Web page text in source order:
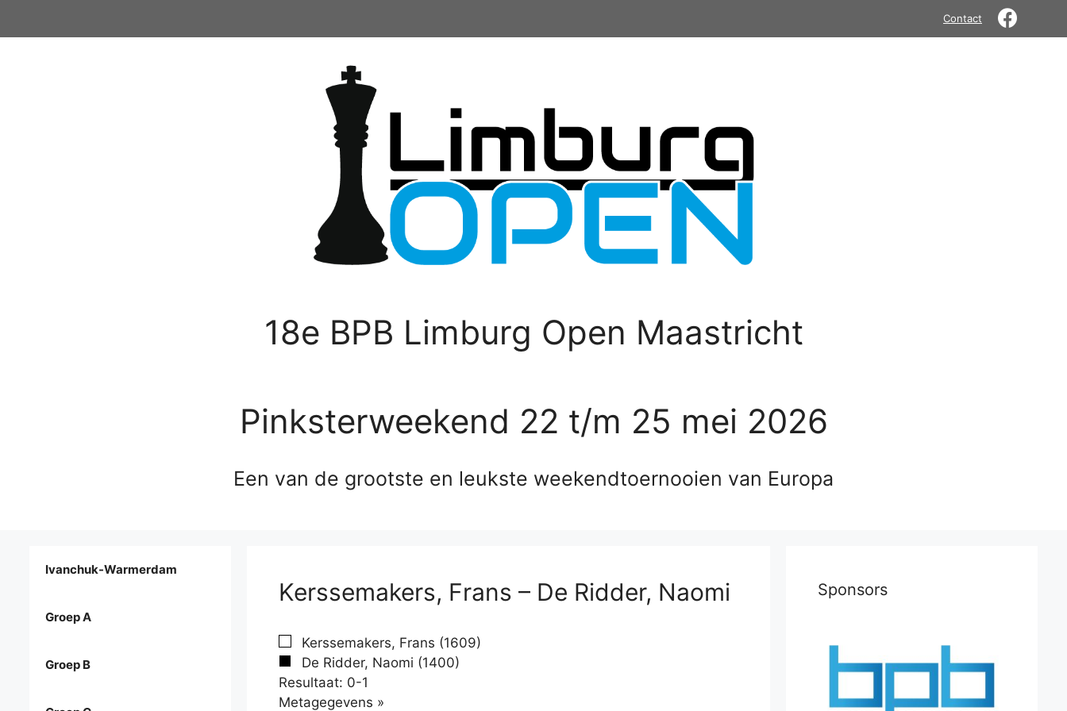
Contact
18e BPB Limburg Open Maastricht
Pinksterweekend 22 t/m 25 mei 2026
Een van de grootste en leukste weekendtoernooien van Europa
Kerssemakers, Frans – De Ridder, Naomi
Kerssemakers, Frans (1609)
De Ridder, Naomi (1400)
Resultaat: 0-1
Metagegevens »
Ivanchuk-Warmerdam
Groep A
Groep B
Sponsors